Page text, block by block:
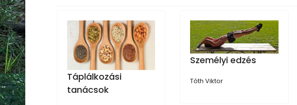
Táplálkozási
tanácsok
Személyi edzés
Tóth Viktor